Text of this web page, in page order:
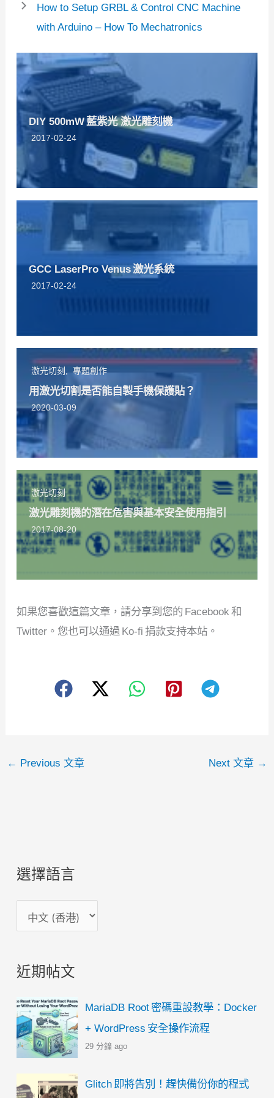
How to Setup GRBL & Control CNC Machine
with Arduino – How To Mechatronics
DIY 500mW 藍紫光 激光雕刻機
2017-02-24
GCC LaserPro Venus 激光系統
2017-02-24
激光切刻 專題創作
用激光切割是否能自製手機保護貼？
2020-03-09
激光切刻
激光雕刻機的潛在危害與基本安全使用指引
2017-08-20
如果您喜歡這篇文章，請分享到您的 Facebook 和
Twitter。您也可以通過 Ko-fi 捐款支持本站。
← Previous 文章 Next 文章 →
選擇語言
擇
言
近期帖文
MariaDB Root 密碼重設教學：Docker
+ WordPress 安全操作流程
29 分鐘 ago
Glitch 即將告別！趕快備份你的程式